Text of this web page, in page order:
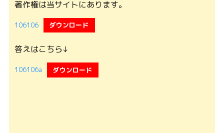
著作権は当サイトにあります。
106106 ダウンロード
答えはこちら↓
106106a ダウンロード